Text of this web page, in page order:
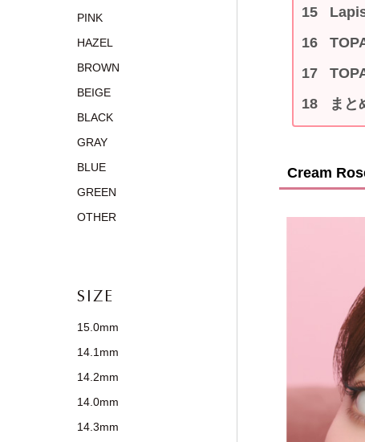
まと
Cream
PINK
HAZEL
BROWN
BEIGE
BLACK
GRAY
BLUE
GREEN
OTHER
SIZE
15.0mm
14.1mm
14.2mm
14.0mm
14.3mm